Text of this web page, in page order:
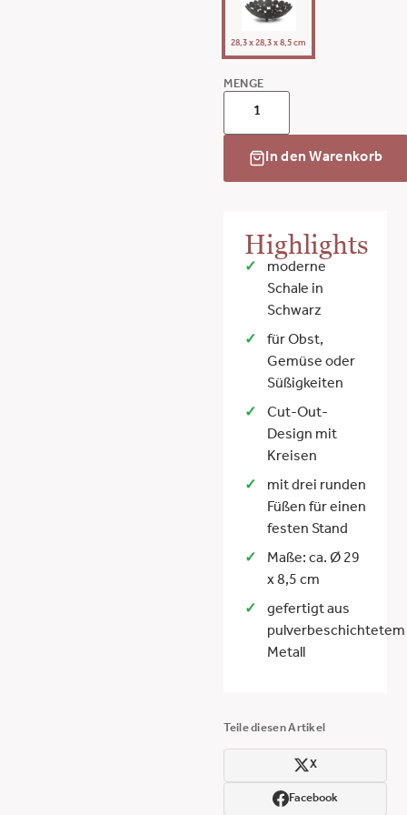
28,3 x 28,3 x 8,5 cm
MENGE
In den Warenkorb
Highlights
moderne
Schale in
Schwarz
für Obst,
Gemüse oder
Süßigkeiten
Cut-Out-
Design mit
Kreisen
mit drei runden
Füßen für einen
festen Stand
Maße: ca. Ø 29
x 8,5 cm
gefertigt aus
pulverbeschichtetem
Metall
Teile diesen Artikel
X
Facebook